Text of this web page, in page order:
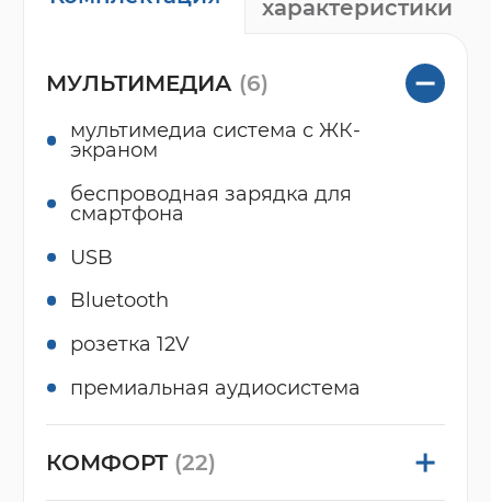
характеристики
МУЛЬТИМЕДИА (6)
мультимедиа система с ЖК-
экраном
беспроводная зарядка для
смартфона
USB
Bluetooth
розетка 12V
премиальная аудиосистема
КОМФОРТ (22)